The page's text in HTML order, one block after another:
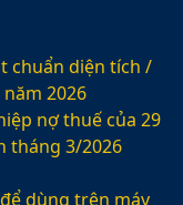
chuẩn diện tích /
2026
nợ thuế của 29
tháng 3/2026
dùng trên máy